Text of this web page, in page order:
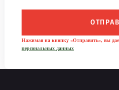
Нажимая на кнопку «Отправить», вы
персональных данных